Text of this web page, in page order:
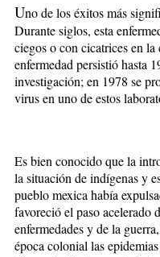
Uno de los éxitos más
Durante siglos, esta
ciegos o con cicatrices en
enfermedad persistió hasta
investigación; en 1978 se
virus en uno de estos
Es bien conocido que la
la situación de indígenas y
pueblo mexica había
favoreció el paso acelerado
enfermedades y de la
época colonial las